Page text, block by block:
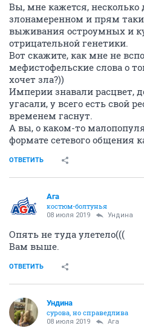
Вы, мне кажется, несколько
злонамеренном и прям
выживания остроумных и
отрицательной генетики.
Вот скажите, как мне не
мефистофельские слова о
хочет зла?))
Империи знавали расцвет,
угасали, у всего есть свой
временем гаснут.
А вы, о каком-то
формате сетевого общения
ОТВЕТИТЬ
Ага
костюм-болтунья
08 июля 2019 Ундинa
Опять не туда улетело(((
Вам выше.
ОТВЕТИТЬ
Ундинa
сурова, но справедлива
08 июля 2019 Ага